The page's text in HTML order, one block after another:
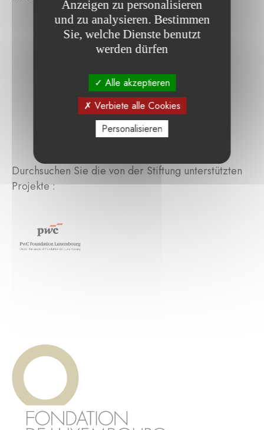
Durchsuchen Sie die von der Stiftung unterstützten
Projekte :
Anzeigen zu personalisieren
und zu analysieren. Bestimmen
Sie, welche Dienste benutzt
werden dürfen
Alle akzeptieren
Verbiete alle Cookies
Personalisieren